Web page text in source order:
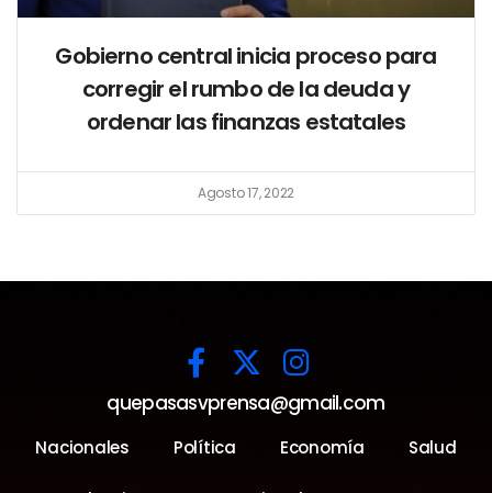
Gobierno central inicia proceso para
corregir el rumbo de la deuda y
ordenar las finanzas estatales
Agosto 17, 2022
quepasasvprensa@gmail.com
Nacionales Política Economía Salud